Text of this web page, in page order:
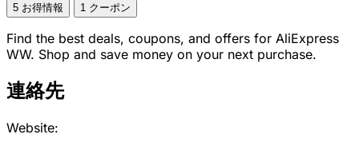
5 お得情報 1 クーポン
Find the best deals, coupons, and offers for AliExpress
WW. Shop and save money on your next purchase.
連絡先
Website: